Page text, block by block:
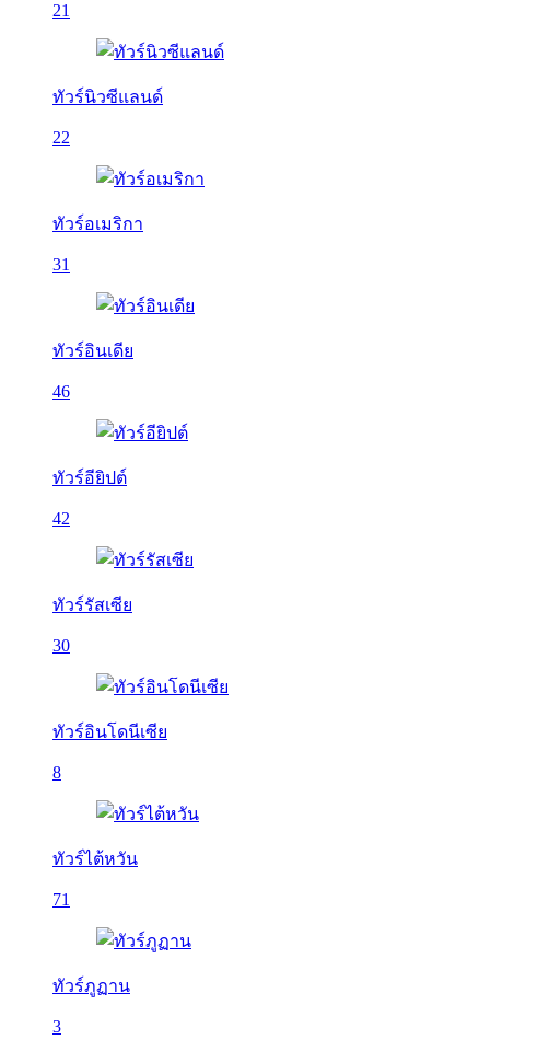
21
ทัวร์นิวซีแลนด์
22
ทัวร์อเมริกา
31
ทัวร์อินเดีย
46
ทัวร์อียิปต์
42
ทัวร์รัสเซีย
30
ทัวร์อินโดนีเซีย
8
ทัวร์ไต้หวัน
71
ทัวร์ภูฏาน
3